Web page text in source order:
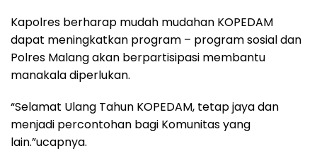
Kapolres berharap mudah mudahan KOPEDAM
dapat meningkatkan program – program sosial dan
Polres Malang akan berpartisipasi membantu
manakala diperlukan.
“Selamat Ulang Tahun KOPEDAM, tetap jaya dan
menjadi percontohan bagi Komunitas yang
lain.”ucapnya.